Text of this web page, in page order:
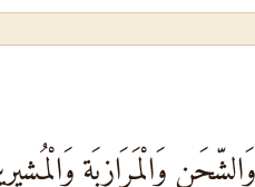
وَالْمَرَازِبَةِ